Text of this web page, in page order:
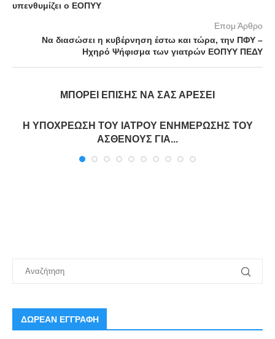
υπενθυμίζει ο ΕΟΠΥΥ
Επομ Άρθρο
Να διασώσει η κυβέρνηση έστω και τώρα, την ΠΦΥ –
Ηχηρό Ψήφισμα των γιατρών ΕΟΠΥΥ ΠΕΔΥ
ΜΠΟΡΕΊ ΕΠΊΣΗΣ ΝΑ ΣΑΣ ΑΡΈΣΕΙ
Η ΥΠΟΧΡΕΩΣΗ ΤΟΥ ΙΑΤΡΟΥ ΕΝΗΜΕΡΩΣΗΣ ΤΟΥ
ΑΣΘΕΝΟΥΣ ΓΙΑ...
ΔΩΡΕΑΝ ΕΓΓΡΑΦΗ